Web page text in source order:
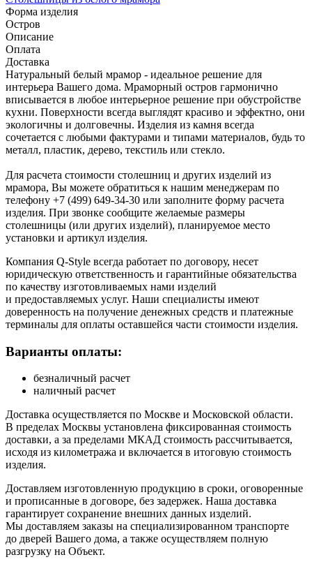
Форма изделия
Остров
Описание
Оплата
Доставка
Натуральный белый мрамор - идеальное решение для
интерьера Вашего дома. Мраморный остров гармонично
вписывается в любое интерьерное решение при обустройстве
кухни. Поверхности всегда выглядят красиво и эффектно, они
экологичны и долговечны. Изделия из камня всегда
сочетается с любыми фактурами и типами материалов, будь то
металл, пластик, дерево, текстиль или стекло.
Для расчета стоимости столешниц и других изделий из
мрамора, Вы можете обратиться к нашим менеджерам по
телефону +7 (499) 649-34-30 или заполните форму расчета
изделия. При звонке сообщите желаемые размеры
столешницы (или других изделий), планируемое место
установки и артикул изделия.
Компания Q-Style всегда работает по договору, несет
юридическую ответственность и гарантийные обязательства
по качеству изготовливаемых нами изделий
и предоставляемых услуг. Наши специалисты имеют
доверенность на получение денежных средств и платежные
терминалы для оплаты оставшейся части стоимости изделия.
Варианты оплаты:
безналичный расчет
наличный расчет
Доставка осуществляется по Москве и Московской области.
В пределах Москвы установлена фиксированная стоимость
доставки, а за пределами МКАД стоимость рассчитывается,
исходя из километража и включается в итоговую стоимость
изделия.
Доставляем изготовленную продукцию в сроки, оговоренные
и прописанные в договоре, без задержек. Наша доставка
гарантирует сохранение внешних данных изделий.
Мы доставляем заказы на специализированном транспорте
до дверей Вашего дома, а также осуществляем полную
разгрузку на Объект.